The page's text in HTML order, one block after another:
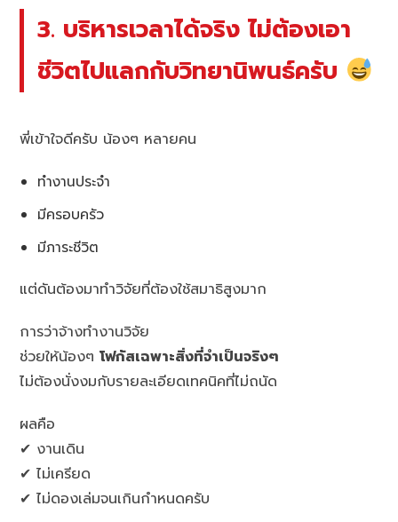
3. บริหารเวลาได้จริง ไม่ต้องเอา
ชีวิตไปแลกกับวิทยานิพนธ์ครับ
พี่เข้าใจดีครับ น้องๆ หลายคน
ทำงานประจำ
มีครอบครัว
มีภาระชีวิต
แต่ดันต้องมาทำวิจัยที่ต้องใช้สมาธิสูงมาก
การว่าจ้างทำงานวิจัย
ช่วยให้น้องๆโฟกัสเฉพาะสิ่งที่จำเป็นจริงๆ
ไม่ต้องนั่งงมกับรายละเอียดเทคนิคที่ไม่ถนัด
ผลคือ
✔ งานเดิน
✔ ไม่เครียด
✔ ไม่ดองเล่มจนเกินกำหนดครับ